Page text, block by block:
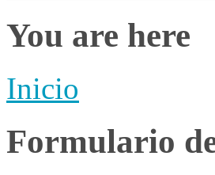
You are here
Inicio
Formulario